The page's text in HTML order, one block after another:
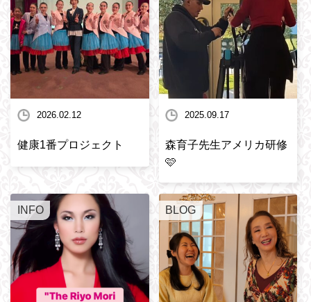
2026.02.12
健康1番プロジェクト
2025.09.17
森育子先生アメリカ研修
🩷
INFO BLOG